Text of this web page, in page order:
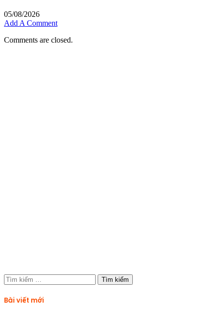
05/08/2026
Add A Comment
Comments are closed.
Tìm
kiếm
cho:
Bài viết mới